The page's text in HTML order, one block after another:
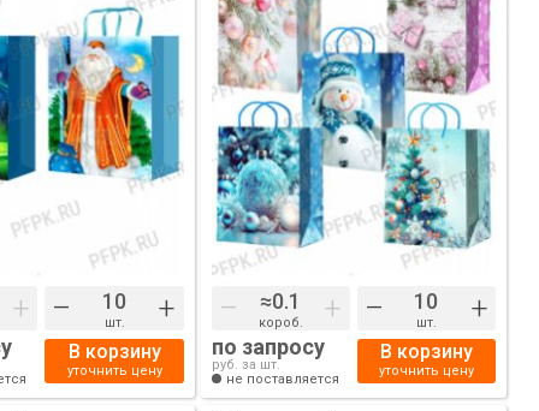
+ – шт. +
В корзину
уточнить цену
– короб. + – шт. +
по запросу
руб. за шт.
не поставляется
В корзину
уточнить цену